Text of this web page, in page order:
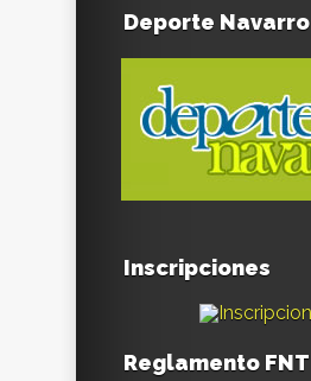
Deporte Navarro
Inscripciones
Reglamento FNT